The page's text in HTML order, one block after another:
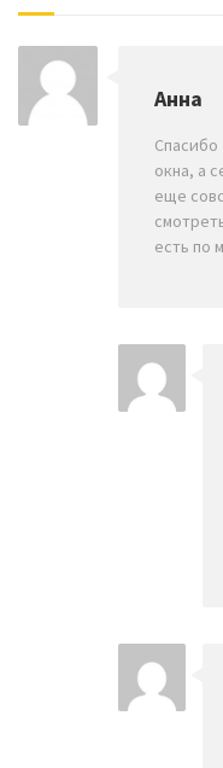
Анна
окна, а
еще
есть по